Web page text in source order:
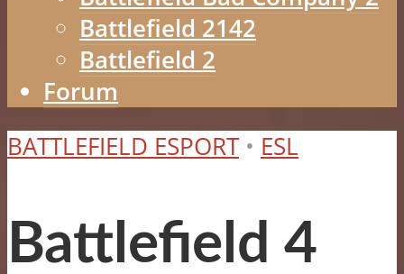
Battlefield 2142
Battlefield 2
Forum
BATTLEFIELD ESPORT • ESL
Battlefield 4